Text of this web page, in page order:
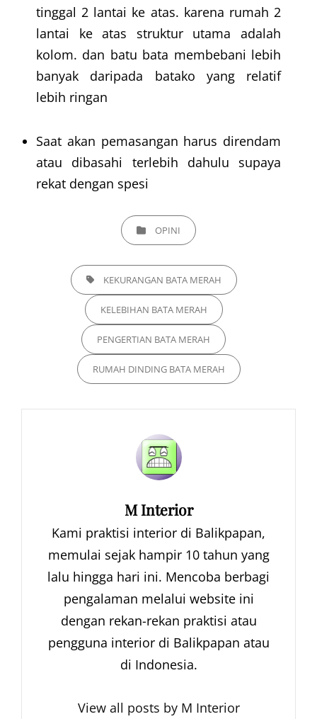
tinggal 2 lantai ke atas. karena rumah 2
lantai ke atas struktur utama adalah
kolom. dan batu bata membebani lebih
banyak daripada batako yang relatif
lebih ringan
Saat akan pemasangan harus direndam
atau dibasahi terlebih dahulu supaya
rekat dengan spesi
CATEGORIESOPINI
TAGS, KEKURANGAN BATA MERAH
KELEBIHAN BATA MERAH
PENGERTIAN BATA MERAH
RUMAH DINDING BATA MERAH
Author:
M Interior
Kami praktisi interior di Balikpapan,
memulai sejak hampir 10 tahun yang
lalu hingga hari ini. Mencoba berbagi
pengalaman melalui website ini
dengan rekan-rekan praktisi atau
pengguna interior di Balikpapan atau
di Indonesia.
View all posts by M Interior